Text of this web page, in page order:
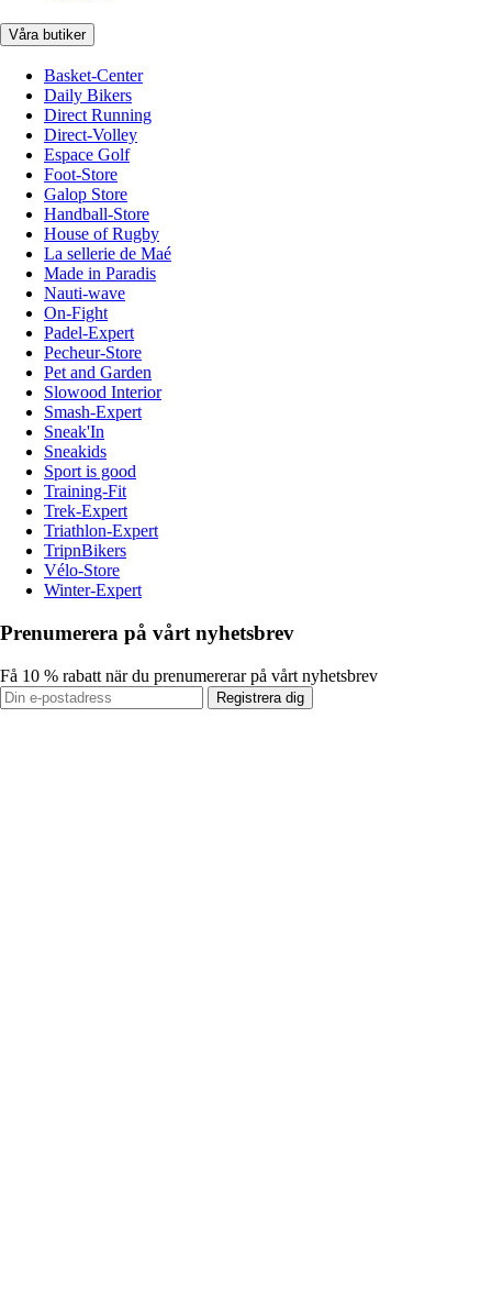
Våra butiker
Basket-Center
Daily Bikers
Direct Running
Direct-Volley
Espace Golf
Foot-Store
Galop Store
Handball-Store
House of Rugby
La sellerie de Maé
Made in Paradis
Nauti-wave
On-Fight
Padel-Expert
Pecheur-Store
Pet and Garden
Slowood Interior
Smash-Expert
Sneak'In
Sneakids
Sport is good
Training-Fit
Trek-Expert
Triathlon-Expert
TripnBikers
Vélo-Store
Winter-Expert
Prenumerera på vårt nyhetsbrev
Få 10 % rabatt när du prenumererar på vårt nyhetsbrev
Registrera dig